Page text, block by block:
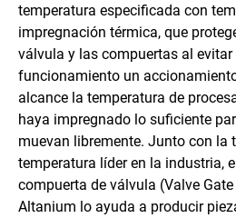
temperatura especificada con
impregnación térmica, que
válvula y las compuertas al evitar
funcionamiento un
alcance la temperatura de
haya impregnado lo suficiente
muevan libremente. Junto con la
temperatura líder en la industria,
compuerta de válvula (Valve Gate
Altanium lo ayuda a producir